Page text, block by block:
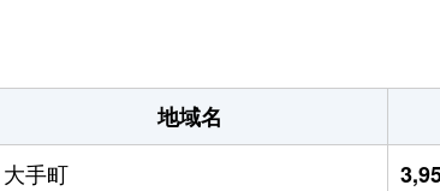
地域名
大手町